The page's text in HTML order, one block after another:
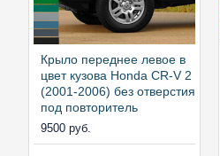
Крыло переднее левое в
цвет кузова Honda CR-V 2
(2001-2006) без отверстия
под повторитель
9500 руб.